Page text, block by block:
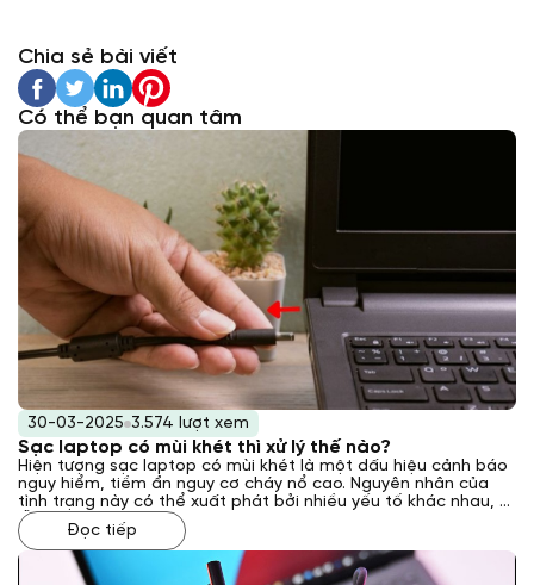
Chia sẻ bài viết
Có thể bạn quan tâm
30-03-2025 3.574 lượt xem
Sạc laptop có mùi khét thì xử lý thế nào?
Hiện tượng sạc laptop có mùi khét là một dấu hiệu cảnh báo
nguy hiểm, tiềm ẩn nguy cơ cháy nổ cao. Nguyên nhân của
tình trạng này có thể xuất phát bởi nhiều yếu tố khác nhau, từ
lỗi kỹ thuật bên trong sạc đến các vấn đề về nguồn điện hoặc
môi trường sử dụng. Vậy phải xử lý như thế nào khi gặp phải
tình trạng này? Laptop Khánh Trần sẽ giải đáp cho bạn qua
bài viết sau đây.
Đọc tiếp